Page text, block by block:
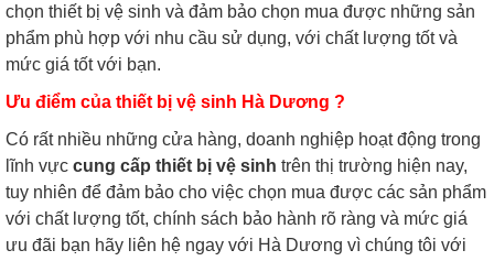
chọn thiết bị vệ sinh và đảm bảo chọn mua được những sản
phẩm phù hợp với nhu cầu sử dụng, với chất lượng tốt và
mức giá tốt với bạn.
Ưu điểm của thiết bị vệ sinh Hà Dương ?
Có rất nhiều những cửa hàng, doanh nghiệp hoạt động trong
lĩnh vực cung cấp thiết bị vệ sinh trên thị trường hiện nay,
tuy nhiên để đảm bảo cho việc chọn mua được các sản phẩm
với chất lượng tốt, chính sách bảo hành rõ ràng và mức giá
ưu đãi bạn hãy liên hệ ngay với Hà Dương vì chúng tôi với